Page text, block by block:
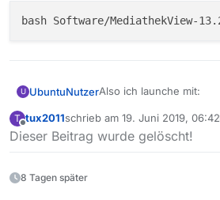
U UbuntuNutzerAlso ich launche mit:
T
Offline
tux2011schrieb am 19. Juni 2019, 06:42
zuletzt editiert von tux2011
Dieser Beitrag wurde gelöscht!
8 Tagen später